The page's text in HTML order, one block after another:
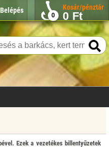
0
Kosár/pénztár
0 Ft
Belépés
Ezek a vezetékes billentyűzetek